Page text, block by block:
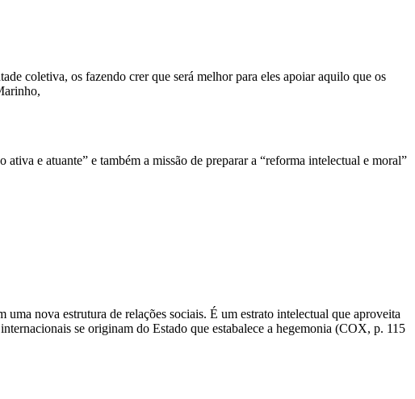
coletiva, os fazendo crer que será melhor para eles apoiar aquilo que os
e atuante” e também a missão de preparar a “reforma intelectual e moral”
nova estrutura de relações sociais. É um estrato intelectual que aproveita
se originam do Estado que estabalece a hegemonia (COX, p. 115